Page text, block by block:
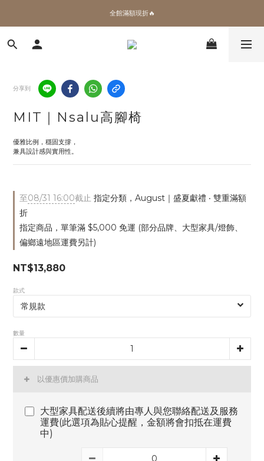
✨加入會員 即領100購物金🎫
全館滿額現折🔥
加拿大Umbra．買千送百🎫
分享到
MIT｜Nsalu高腳椅
優雅比例，穩固支撐，
兼具設計感與實用性。
至08/31 16:00截止 指定分類，August｜盛夏獻禮 ‧ 雙重滿額
折
指定商品，單筆滿 $5,000 免運 (部分品牌、大型家具/燈飾、
偏鄉遠地區運費另計)
NT$13,880
款式
數量
以優惠價加購商品
大型家具配送後續將由專人與您聯絡配送及服務
運費(此選項為貼心提醒，金額將會扣抵在運費
中)